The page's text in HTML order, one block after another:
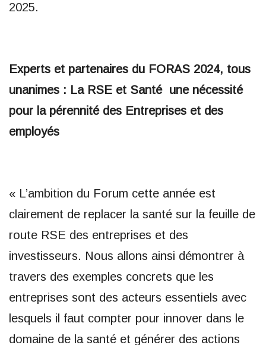
2025.
Experts et partenaires du FORAS 2024, tous
unanimes : La RSE et Santé une nécessité
pour la pérennité des Entreprises et des
employés
« L’ambition du Forum cette année est
clairement de replacer la santé sur la feuille de
route RSE des entreprises et des
investisseurs. Nous allons ainsi démontrer à
travers des exemples concrets que les
entreprises sont des acteurs essentiels avec
lesquels il faut compter pour innover dans le
domaine de la santé et générer des actions